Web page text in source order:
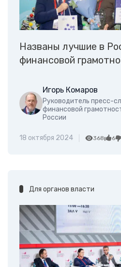
Названы лучшие в
финансовой
Игорь Комаров
Руководитель пресс-
финансовой
России
18 октября 2024 368 6
Для органов власти